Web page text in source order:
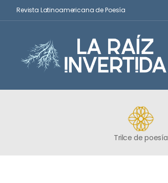
Revista Latinoamericana de Poesía
Trilce de poesía